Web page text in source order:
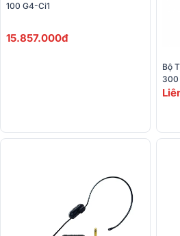
100 G4-Ci1
15.857.000đ
Bộ
300